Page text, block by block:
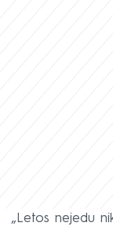
„Letos nejedu